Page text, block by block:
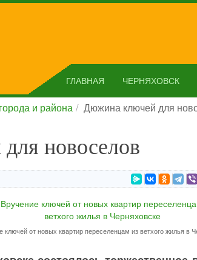
ГЛАВНАЯ ЧЕРНЯХОВСК
и района Дюжина ключей для
новоселов
ключей от новых квартир переселенцам из ветхого жилья в